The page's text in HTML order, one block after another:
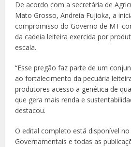
De acordo com a secretária de
Mato Grosso, Andreia Fujioka, a
compromisso do Governo de MT
da cadeia leiteira exercida por
escala.
“Esse pregão faz parte de um
ao fortalecimento da pecuária
produtores acesso a genética de
que gera mais renda e
destacou.
O edital completo está disponível
Governamentais e todas as